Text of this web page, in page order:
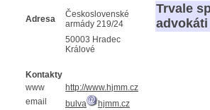
Adresa
Československé
armády 219/24
50003 Hradec
Králové
Kontakty
www
http://www.hjmm.cz
email
bulva
hjmm.cz
Trvale
advokáti